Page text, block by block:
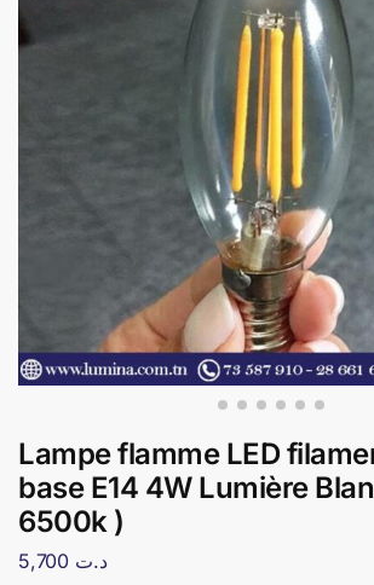
Lampe flamme LED
base E14 4W Lumière
6500k )
د.ت